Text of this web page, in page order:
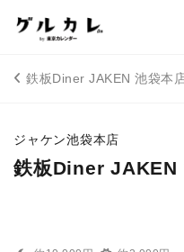
鉄板Diner JAKEN 池袋本
ジャケン池袋本店
鉄板Diner JAKEN